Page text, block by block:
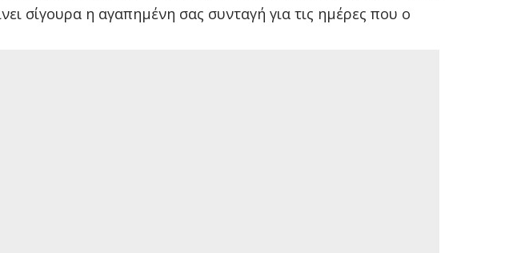
σίγουρα η αγαπημένη σας συνταγή για τις ημέρες που ο